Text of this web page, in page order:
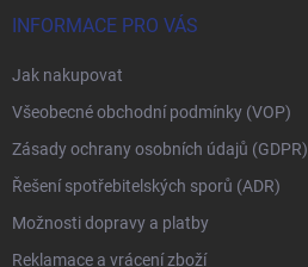
INFORMACE PRO VÁS
Jak nakupovat
Všeobecné obchodní podmínky (VOP)
Zásady ochrany osobních údajů (GDPR)
Řešení spotřebitelských sporů (ADR)
Možnosti dopravy a platby
Reklamace a vrácení zboží